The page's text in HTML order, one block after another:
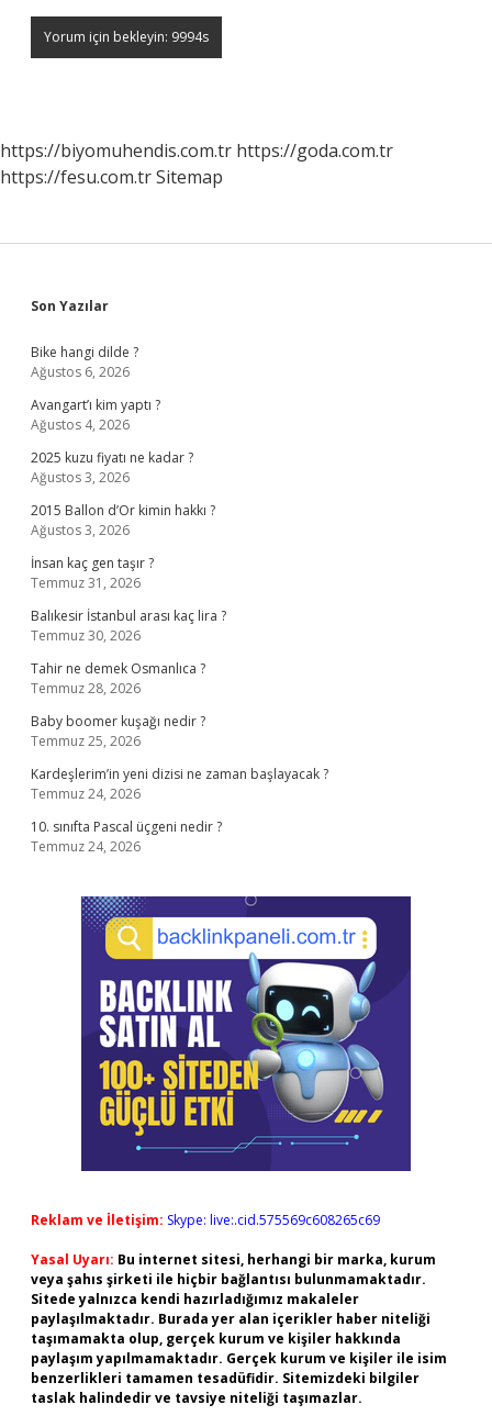
https://biyomuhendis.com.tr https://goda.com.tr
https://fesu.com.trSitemap
Sidebar
Son Yazılar
Bike hangi dilde ?
Ağustos 6, 2026
Avangart’ı kim yaptı ?
Ağustos 4, 2026
2025 kuzu fiyatı ne kadar ?
Ağustos 3, 2026
2015 Ballon d’Or kimin hakkı ?
Ağustos 3, 2026
İnsan kaç gen taşır ?
Temmuz 31, 2026
Balıkesir İstanbul arası kaç lira ?
Temmuz 30, 2026
Tahir ne demek Osmanlıca ?
Temmuz 28, 2026
Baby boomer kuşağı nedir ?
Temmuz 25, 2026
Kardeşlerim’in yeni dizisi ne zaman başlayacak ?
Temmuz 24, 2026
10. sınıfta Pascal üçgeni nedir ?
Temmuz 24, 2026
Reklam ve İletişim: Skype: live:.cid.575569c608265c69
Yasal Uyarı: Bu internet sitesi, herhangi bir marka, kurum
veya şahıs şirketi ile hiçbir bağlantısı bulunmamaktadır.
Sitede yalnızca kendi hazırladığımız makaleler
paylaşılmaktadır. Burada yer alan içerikler haber niteliği
taşımamakta olup, gerçek kurum ve kişiler hakkında
paylaşım yapılmamaktadır. Gerçek kurum ve kişiler ile isim
benzerlikleri tamamen tesadüfidir. Sitemizdeki bilgiler
taslak halindedir ve tavsiye niteliği taşımazlar.